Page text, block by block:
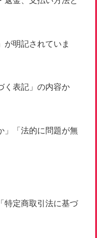
が明記されていま
く表記」の内容か
」「法的に問題が無
特定商取引法に基づ